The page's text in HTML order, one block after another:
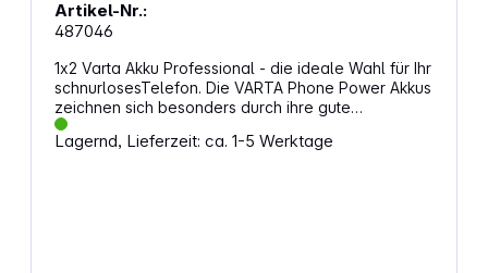
Artikel-Nr.:
487046
1x2 Varta Akku Professional - die ideale Wahl für Ihr
schnurlosesTelefon. Die VARTA Phone Power Akkus
zeichnen sich besonders durch ihre gute
Belastbarkeit bei Dauerladung aus. Premium-
Qualität für analoge und digitale Schnurlostelefone
Lagernd, Lieferzeit: ca. 1-5 Werktage